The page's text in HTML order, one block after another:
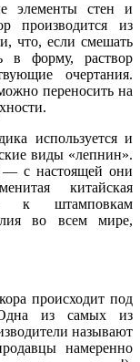
элементы стен и
производится из
что, если смешать
в форму, раствор
очертания.
переносить на
используется и
виды «лепнин».
с настоящей они
китайская
к штамповкам
во всем мире,
происходит под
из самых из
называют
намеренно